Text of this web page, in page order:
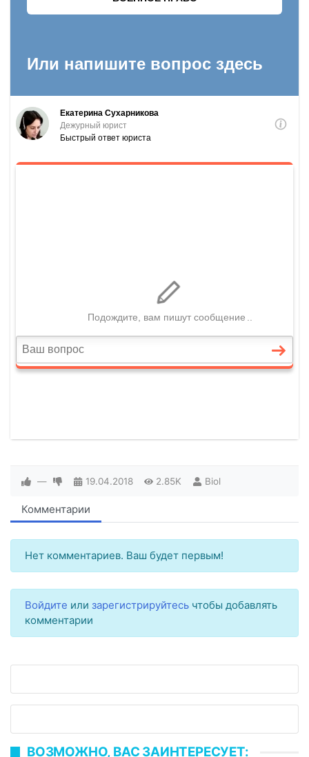
— 19.04.2018 2.85K Biol
Комментарии
Нет комментариев. Ваш будет первым!
Войдите или зарегистрируйтесь чтобы добавлять
комментарии
ВОЗМОЖНО, ВАС ЗАИНТЕРЕСУЕТ: